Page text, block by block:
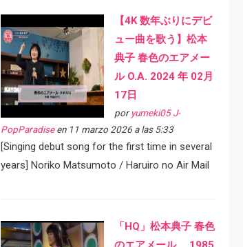
【4K 数年ぶりにデビ
ュー曲を歌う】松本
典子 春色のエアメー
ル O.A. 2024 年 02月
17日
por yumeki05 J-
PopParadiseen 11 marzo 2026 a las 5:33
[Singing debut song for the first time in several
years] Noriko Matsumoto / Haruiro no Air Mail
「HQ」松本典子 春色